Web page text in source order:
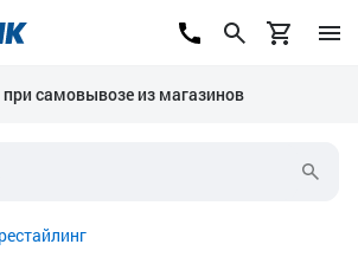
самовывозе из магазинов